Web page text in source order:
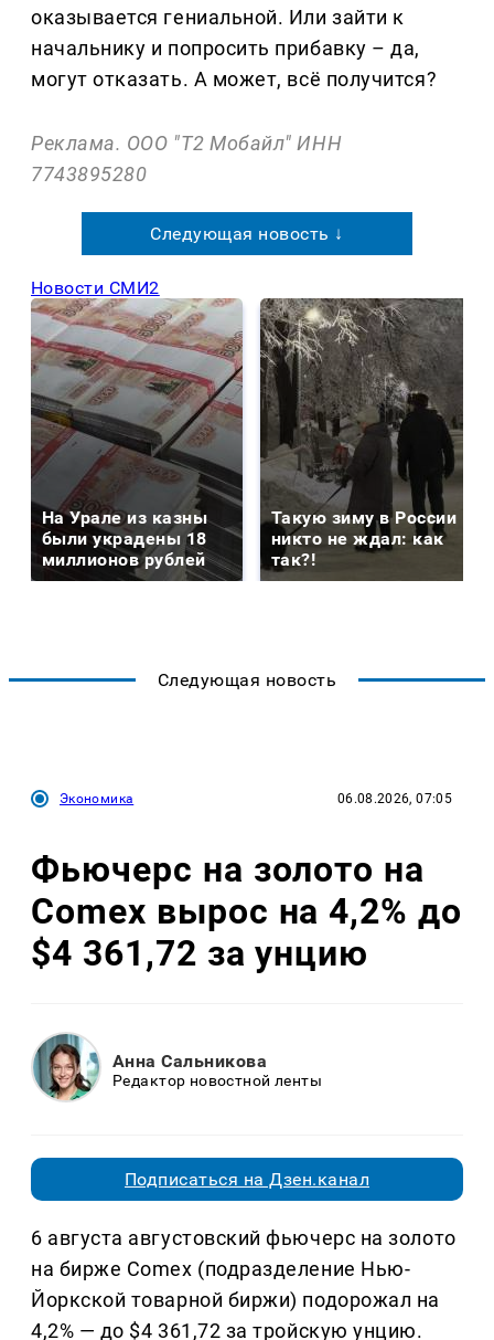
оказывается гениальной. Или зайти к
начальнику и попросить прибавку – да,
могут отказать. А может, всё получится?
Реклама. ООО "Т2 Мобайл" ИНН
7743895280
Следующая новость ↓
Новости СМИ2
На Урале из казны
были украдены 18
миллионов рублей
Такую зиму в России
никто не ждал: как
так?!
Следующая новость
Экономика 06.08.2026, 07:05
Фьючерс на золото на
Comex вырос на 4,2% до
$4 361,72 за унцию
Анна Сальникова
Редактор новостной ленты
Подписаться на Дзен.канал
6 августа августовский фьючерс на золото
на бирже Comex (подразделение Нью-
Йоркской товарной биржи) подорожал на
4,2% — до $4 361,72 за тройскую унцию.